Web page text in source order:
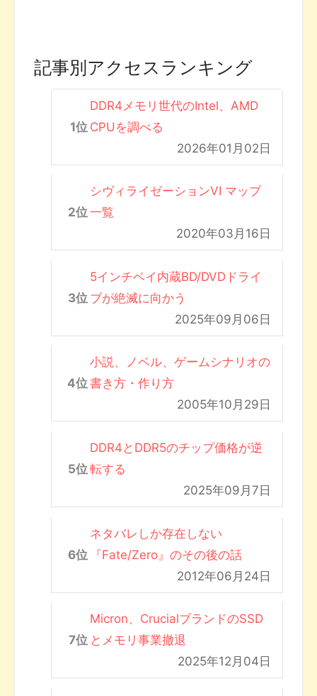
記事別アクセスランキング
DDR4メモリ世代のIntel、AMD
CPUを調べる
2026年01月02日
シヴィライゼーションVI マップ
一覧
2020年03月16日
5インチベイ内蔵BD/DVDドライ
ブが絶滅に向かう
2025年09月06日
小説、ノベル、ゲームシナリオの
書き方・作り方
2005年10月29日
DDR4とDDR5のチップ価格が逆
転する
2025年09月7日
ネタバレしか存在しない
『Fate/Zero』のその後の話
2012年06月24日
Micron、CrucialブランドのSSD
とメモリ事業撤退
2025年12月04日